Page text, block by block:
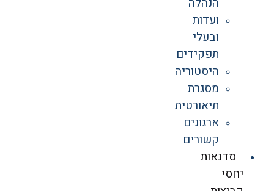
ועדות
ובעלי
תפקידים
היסטוריה
מסגרת
תיאורטית
ארגונים
קשורים
סדנאות
יחסי